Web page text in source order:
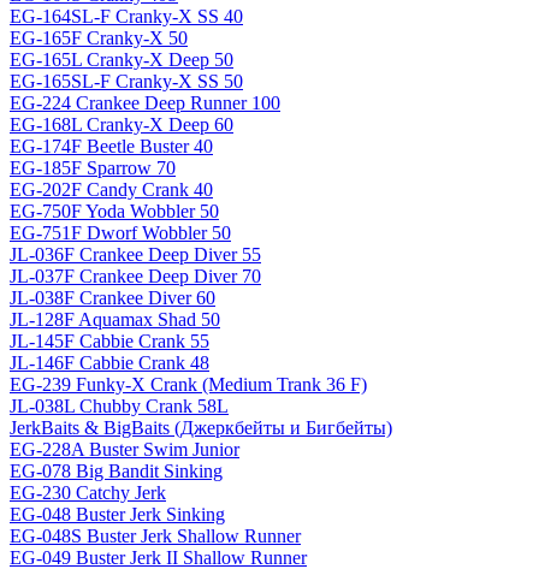
EG-164SL-F Cranky-X SS 40
EG-165F Cranky-X 50
EG-165L Cranky-X Deep 50
EG-165SL-F Cranky-X SS 50
EG-224 Crankee Deep Runner 100
EG-168L Cranky-X Deep 60
EG-174F Beetle Buster 40
EG-185F Sparrow 70
EG-202F Candy Crank 40
EG-750F Yoda Wobbler 50
EG-751F Dworf Wobbler 50
JL-036F Crankee Deep Diver 55
JL-037F Crankee Deep Diver 70
JL-038F Crankee Diver 60
JL-128F Aquamax Shad 50
JL-145F Cabbie Crank 55
JL-146F Cabbie Crank 48
EG-239 Funky-X Crank (Medium Trank 36 F)
JL-038L Chubby Crank 58L
JerkBaits & BigBaits (Джеркбейты и Бигбейты)
EG-228A Buster Swim Junior
EG-078 Big Bandit Sinking
EG-230 Catchy Jerk
EG-048 Buster Jerk Sinking
EG-048S Buster Jerk Shallow Runner
EG-049 Buster Jerk II Shallow Runner